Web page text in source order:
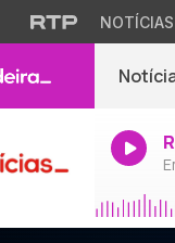
NOTÍCIAS